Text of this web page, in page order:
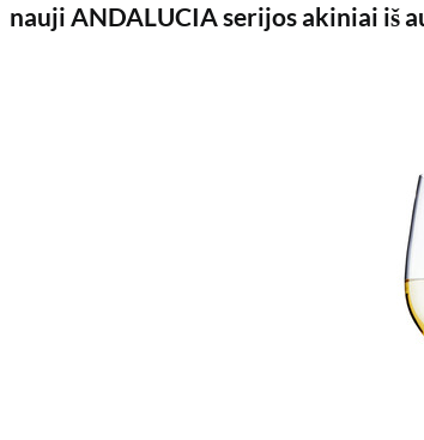
nauji ANDALUCIA serijos akiniai iš